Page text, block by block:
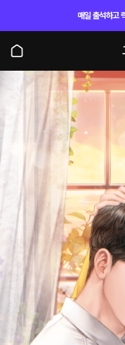
매일 출석하고